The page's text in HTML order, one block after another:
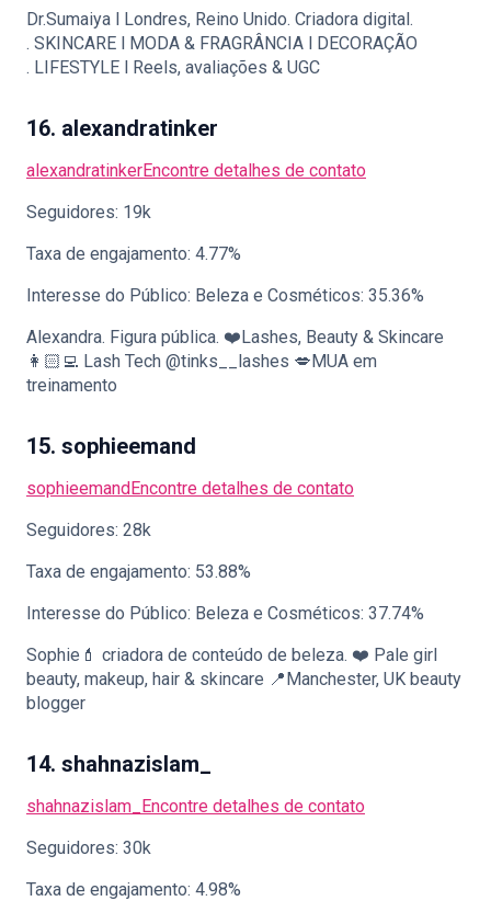
Dr.Sumaiya l Londres, Reino Unido. Criadora digital.
. SKINCARE l MODA & FRAGRÂNCIA l DECORAÇÃO
. LIFESTYLE l Reels, avaliações & UGC
16. alexandratinker
alexandratinkerEncontre detalhes de contato
Seguidores: 19k
Taxa de engajamento: 4.77%
Interesse do Público: Beleza e Cosméticos: 35.36%
Alexandra. Figura pública. ❤️Lashes, Beauty & Skincare
👩🏻‍💻 Lash Tech @tinks__lashes 💋MUA em
treinamento
15. sophieemand
sophieemandEncontre detalhes de contato
Seguidores: 28k
Taxa de engajamento: 53.88%
Interesse do Público: Beleza e Cosméticos: 37.74%
Sophie💄 criadora de conteúdo de beleza. ❤️ Pale girl
beauty, makeup, hair & skincare 📍Manchester, UK beauty
blogger
14. shahnazislam_
shahnazislam_ Encontre detalhes de contato
Seguidores: 30k
Taxa de engajamento: 4.98%